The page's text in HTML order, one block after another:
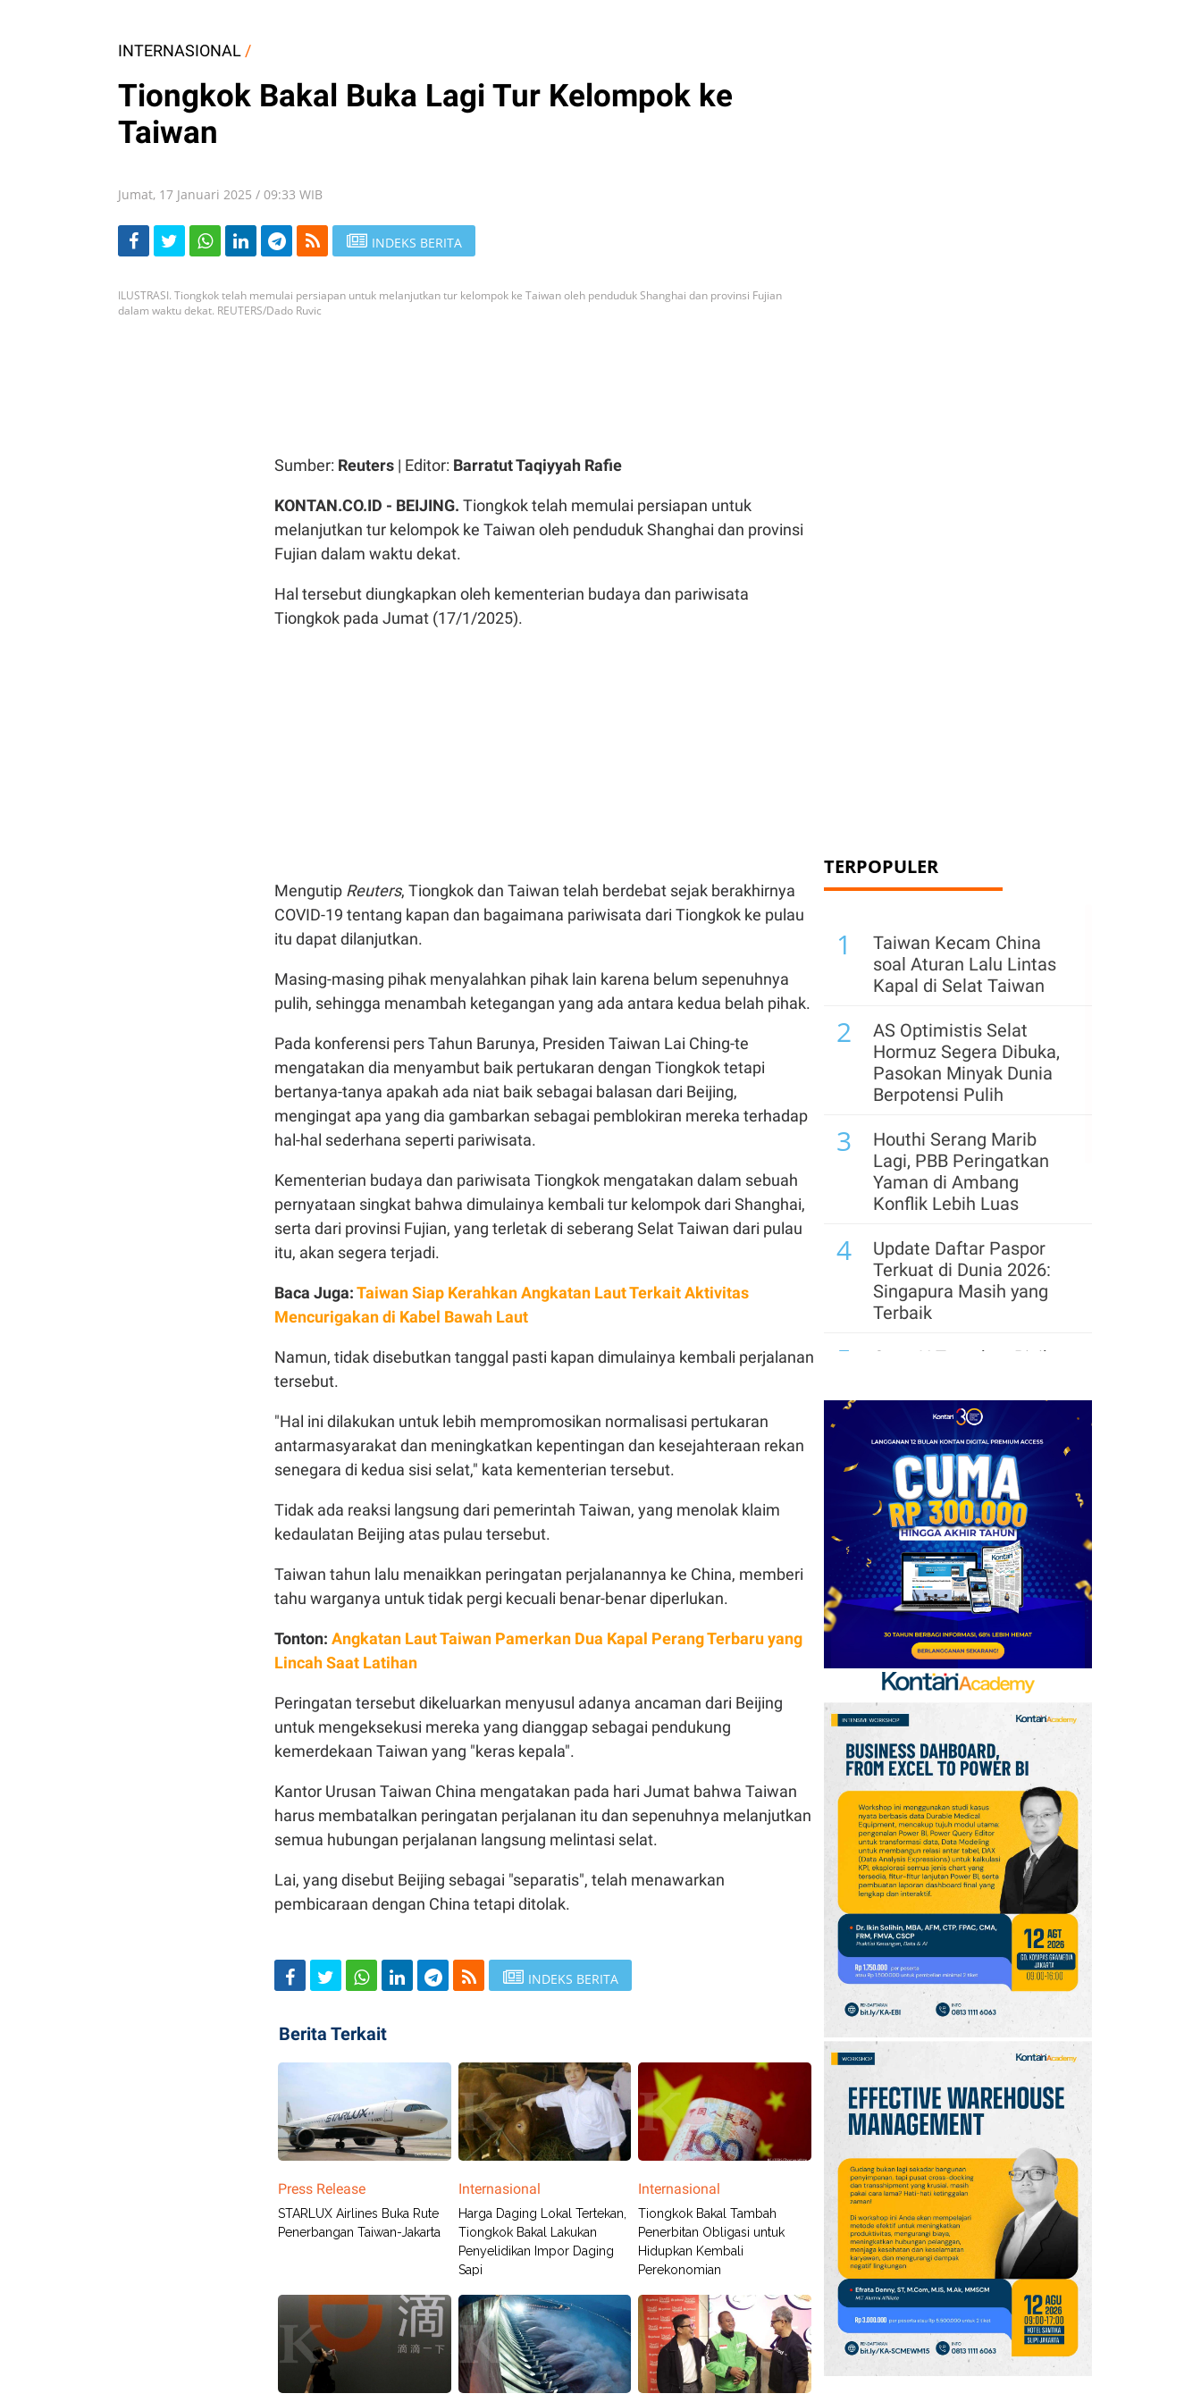
INTERNASIONAL /
Tiongkok Bakal Buka Lagi Tur Kelompok ke
Taiwan
Jumat, 17 Januari 2025 / 09:33 WIB
INDEKS BERITA
ILUSTRASI. Tiongkok telah memulai persiapan untuk melanjutkan tur kelompok ke Taiwan oleh penduduk Shanghai dan provinsi Fujian
dalam waktu dekat. REUTERS/Dado Ruvic
Sumber: Reuters | Editor: Barratut Taqiyyah Rafie
KONTAN.CO.ID - BEIJING. Tiongkok telah memulai persiapan untuk
melanjutkan tur kelompok ke Taiwan oleh penduduk Shanghai dan provinsi
Fujian dalam waktu dekat.
Hal tersebut diungkapkan oleh kementerian budaya dan pariwisata
Tiongkok pada Jumat (17/1/2025).
Mengutip Reuters, Tiongkok dan Taiwan telah berdebat sejak berakhirnya
COVID-19 tentang kapan dan bagaimana pariwisata dari Tiongkok ke pulau
itu dapat dilanjutkan.
Masing-masing pihak menyalahkan pihak lain karena belum sepenuhnya
pulih, sehingga menambah ketegangan yang ada antara kedua belah pihak.
Pada konferensi pers Tahun Barunya, Presiden Taiwan Lai Ching-te
mengatakan dia menyambut baik pertukaran dengan Tiongkok tetapi
bertanya-tanya apakah ada niat baik sebagai balasan dari Beijing,
mengingat apa yang dia gambarkan sebagai pemblokiran mereka terhadap
hal-hal sederhana seperti pariwisata.
Kementerian budaya dan pariwisata Tiongkok mengatakan dalam sebuah
pernyataan singkat bahwa dimulainya kembali tur kelompok dari Shanghai,
serta dari provinsi Fujian, yang terletak di seberang Selat Taiwan dari pulau
itu, akan segera terjadi.
Baca Juga:Taiwan Siap Kerahkan Angkatan Laut Terkait Aktivitas
Mencurigakan di Kabel Bawah Laut
Namun, tidak disebutkan tanggal pasti kapan dimulainya kembali perjalanan
tersebut.
"Hal ini dilakukan untuk lebih mempromosikan normalisasi pertukaran
antarmasyarakat dan meningkatkan kepentingan dan kesejahteraan rekan
senegara di kedua sisi selat," kata kementerian tersebut.
Tidak ada reaksi langsung dari pemerintah Taiwan, yang menolak klaim
kedaulatan Beijing atas pulau tersebut.
Taiwan tahun lalu menaikkan peringatan perjalanannya ke China, memberi
tahu warganya untuk tidak pergi kecuali benar-benar diperlukan.
Tonton: Angkatan Laut Taiwan Pamerkan Dua Kapal Perang Terbaru yang
Lincah Saat Latihan
Peringatan tersebut dikeluarkan menyusul adanya ancaman dari Beijing
untuk mengeksekusi mereka yang dianggap sebagai pendukung
kemerdekaan Taiwan yang "keras kepala".
Kantor Urusan Taiwan China mengatakan pada hari Jumat bahwa Taiwan
harus membatalkan peringatan perjalanan itu dan sepenuhnya melanjutkan
semua hubungan perjalanan langsung melintasi selat.
Lai, yang disebut Beijing sebagai "separatis", telah menawarkan
pembicaraan dengan China tetapi ditolak.
INDEKS BERITA
Berita Terkait
Press Release
STARLUX Airlines Buka Rute
Penerbangan Taiwan-Jakarta
Internasional
Harga Daging Lokal Tertekan,
Tiongkok Bakal Lakukan
Penyelidikan Impor Daging
Sapi
Internasional
Tiongkok Bakal Tambah
Penerbitan Obligasi untuk
Hidupkan Kembali
Perekonomian
TERPOPULER
1
Taiwan Kecam China
soal Aturan Lalu Lintas
Kapal di Selat Taiwan
2
AS Optimistis Selat
Hormuz Segera Dibuka,
Pasokan Minyak Dunia
Berpotensi Pulih
3
Houthi Serang Marib
Lagi, PBB Peringatkan
Yaman di Ambang
Konflik Lebih Luas
4
Update Daftar Paspor
Terkuat di Dunia 2026:
Singapura Masih yang
Terbaik
5
OpenAI Temukan Risiko
AI Astra, Perketat
Pengamanan
6
Presiden FIFA Infantino
Digoyang, Indonesia Pilih
Dukung & UEFA Tetap
Ancam Boikot
7
Topan Dolphin Hantam
Jepang, China Tutup
Pelabuhan Jelang
Pendaratan Badai